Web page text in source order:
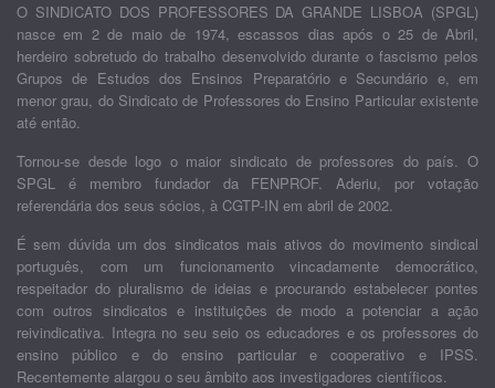
O SINDICATO DOS PROFESSORES DA GRANDE LISBOA (SPGL)
nasce em 2 de maio de 1974, escassos dias após o 25 de Abril,
herdeiro sobretudo do trabalho desenvolvido durante o fascismo pelos
Grupos de Estudos dos Ensinos Preparatório e Secundário e, em
menor grau, do Sindicato de Professores do Ensino Particular existente
até então.
Tornou-se desde logo o maior sindicato de professores do país. O
SPGL é membro fundador da FENPROF. Aderiu, por votação
referendária dos seus sócios, à CGTP-IN em abril de 2002.
É sem dúvida um dos sindicatos mais ativos do movimento sindical
português, com um funcionamento vincadamente democrático,
respeitador do pluralismo de ideias e procurando estabelecer pontes
com outros sindicatos e instituições de modo a potenciar a ação
reivindicativa. Integra no seu seio os educadores e os professores do
ensino público e do ensino particular e cooperativo e IPSS.
Recentemente alargou o seu âmbito aos investigadores científicos.